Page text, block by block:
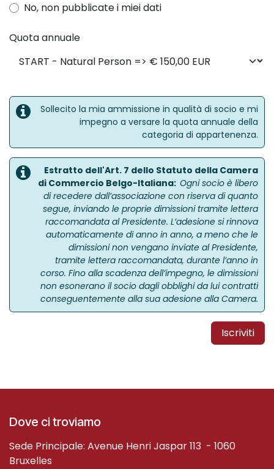
No, non pubblicate i miei dati
Quota annuale
Sollecito la mia ammissione in qualità di socio e mi
impegno a versare la quota annuale della
categoria di appartenenza.
Estratto dell'Art. 7 dello Statuto della Camera
di Commercio Belgo-Italiana: Ogni socio è libero
di recedere dall’associazione con riserva di quanto
segue, inviando le proprie dimissioni tramite lettera
raccomandata al Presidente. L’adesione si rinnova
automaticamente di anno in anno, a meno che le
dimissioni non vengano inviate al Presidente,
tramite lettera raccomandata, durante l’anno in
corso. Fino alla scadenza dell’impegno, le dimissioni
non esonerano il socio dagli obblighi da lui contratti
conseguentemente alla sua adesione alla Camera.
Iscriviti
Dove ci troviamo
Sede Principale: Avenue Henri Jaspar 113 - 1060
Bruxelles